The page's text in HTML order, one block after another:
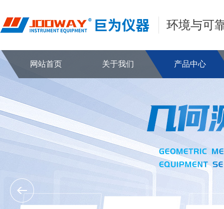
环境与可
网站首页 关于我们 产品中心